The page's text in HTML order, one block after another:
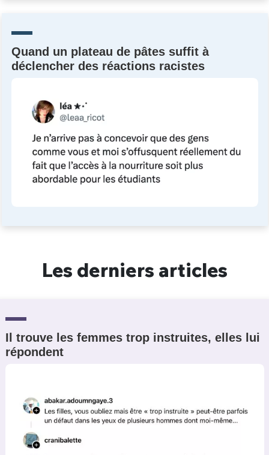
Quand un plateau de pâtes suffit à
déclencher des réactions racistes
Les derniers articles
Il trouve les femmes trop instruites, elles lui
répondent
C'EST PARTI